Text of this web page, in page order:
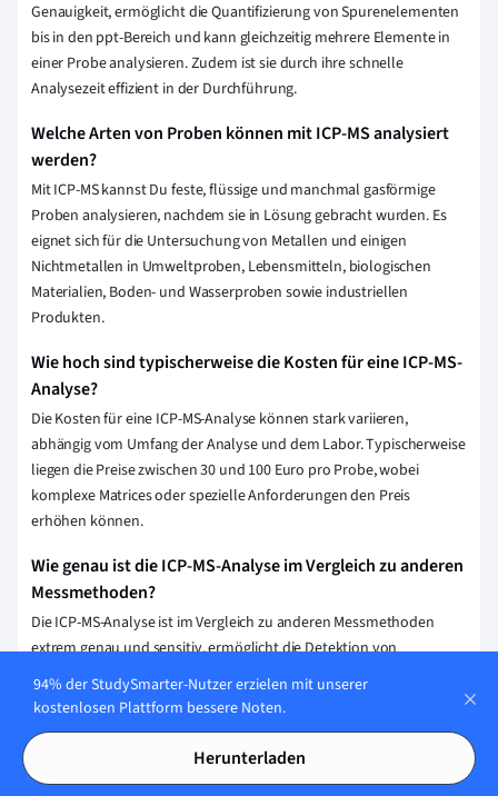
Genauigkeit, ermöglicht die Quantifizierung von Spurenelementen
bis in den ppt-Bereich und kann gleichzeitig mehrere Elemente in
einer Probe analysieren. Zudem ist sie durch ihre schnelle
Analysezeit effizient in der Durchführung.
Welche Arten von Proben können mit ICP-MS analysiert
werden?
Mit ICP-MS kannst Du feste, flüssige und manchmal gasförmige
Proben analysieren, nachdem sie in Lösung gebracht wurden. Es
eignet sich für die Untersuchung von Metallen und einigen
Nichtmetallen in Umweltproben, Lebensmitteln, biologischen
Materialien, Boden- und Wasserproben sowie industriellen
Produkten.
Wie hoch sind typischerweise die Kosten für eine ICP-MS-
Analyse?
Die Kosten für eine ICP-MS-Analyse können stark variieren,
abhängig vom Umfang der Analyse und dem Labor. Typischerweise
liegen die Preise zwischen 30 und 100 Euro pro Probe, wobei
komplexe Matrices oder spezielle Anforderungen den Preis
erhöhen können.
Wie genau ist die ICP-MS-Analyse im Vergleich zu anderen
Messmethoden?
Die ICP-MS-Analyse ist im Vergleich zu anderen Messmethoden
extrem genau und sensitiv, ermöglicht die Detektion von
Elementen bis in den Bereich von einzelnen Partikeln pro Milliarde
(ppb) und weniger. Sie übertrifft dabei oft traditionelle analytische
Nachweisgrenze und Präzision.
94% der StudySmarter-Nutzer erzielen mit unserer
kostenlosen Plattform bessere Noten.
Herunterladen